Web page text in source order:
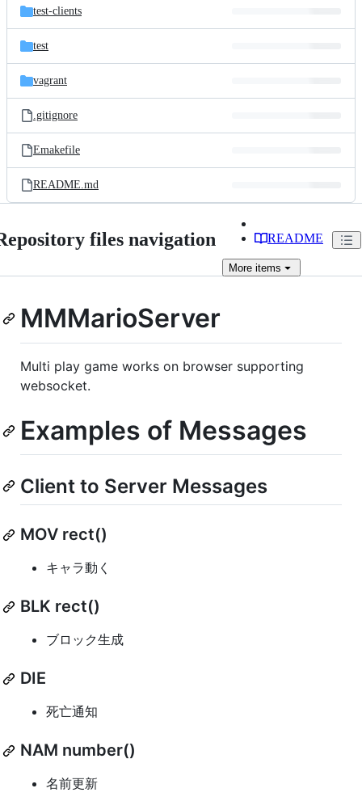
test-clients
test
vagrant
.gitignore
Emakefile
README.md
files navigation README
More items
MMMarioServer
Multi play game works on browser supporting
websocket.
Examples of Messages
Client to Server Messages
MOV rect()
キャラ動く
BLK rect()
ブロック生成
DIE
死亡通知
NAM number()
名前更新